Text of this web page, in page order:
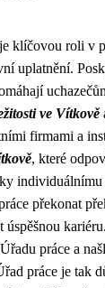
klíčovou roli v
uplatnění.
ve Vítkově
firmami a
, které
individuálnímu
překonat
úspěšnou
práce a
práce je tak